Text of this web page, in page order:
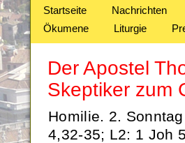
Startseite Nachrichten
Ökumene
Liturgie
Der Apostel
Skeptiker zum
Homilie. 2.
4,32-35; L2: 1 Joh